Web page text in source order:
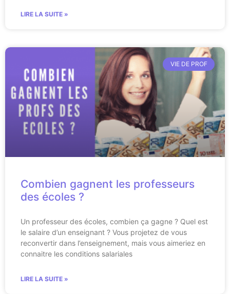
LIRE LA SUITE »
VIE DE PROF
Combien gagnent les professeurs
des écoles ?
Un professeur des écoles, combien ça gagne ? Quel est
le salaire d’un enseignant ? Vous projetez de vous
reconvertir dans l’enseignement, mais vous aimeriez en
connaitre les conditions salariales
LIRE LA SUITE »